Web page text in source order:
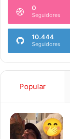
0
Seguidores
10.444
Seguidores
Popular